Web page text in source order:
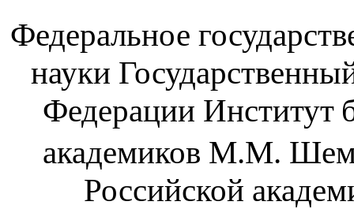
Федеральное
науки
Федерации Институт
академиков М.М.
Российской